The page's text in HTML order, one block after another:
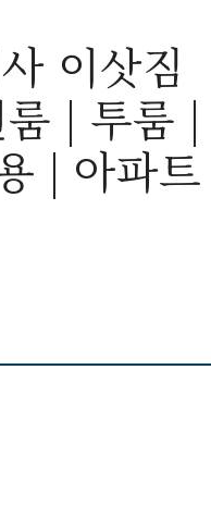
이삿짐
| 투룸 |
| 아파트